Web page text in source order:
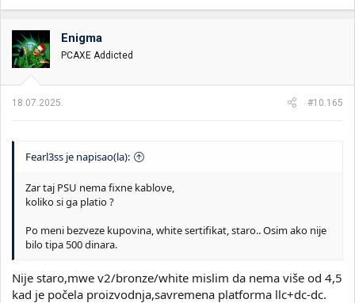
o
v
a
n
j
:
Enigma
PCAXE Addicted
18.07.2025. #10.165
Fearl3ss je napisao(la):
Zar taj PSU nema fixne kablove,
koliko si ga platio ?
Po meni bezveze kupovina, white sertifikat, staro.. Osim ako nije
bilo tipa 500 dinara.
Nije staro,mwe v2/bronze/white mislim da nema više od 4,5
kad je počela proizvodnja,savremena platforma llc+dc-dc.